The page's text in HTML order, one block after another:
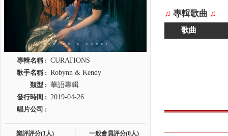
專輯名稱 : CURATIONS
歌手名稱 : Robynn & Kendy
類型 : 華語專輯
發行時間 : 2019-04-26
唱片公司 :
樂評評分(1人) 一般會員評分(0人)
♫ 專輯歌曲 ♫
歌曲